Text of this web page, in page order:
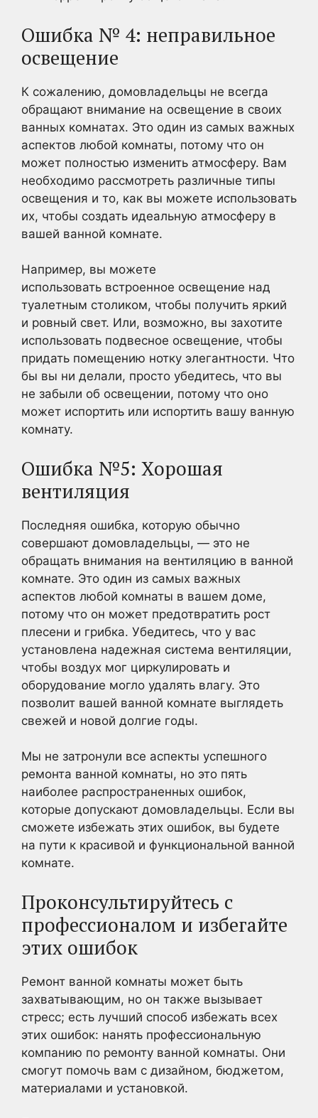
Ошибка № 4: неправильное
освещение
К сожалению, домовладельцы не всегда
обращают внимание на освещение в своих
ванных комнатах. Это один из самых важных
аспектов любой комнаты, потому что он
может полностью изменить атмосферу. Вам
необходимо рассмотреть различные типы
освещения и то, как вы можете использовать
их, чтобы создать идеальную атмосферу в
вашей ванной комнате.
Например, вы можете
использовать встроенное освещение над
туалетным столиком, чтобы получить яркий
и ровный свет. Или, возможно, вы захотите
использовать подвесное освещение, чтобы
придать помещению нотку элегантности. Что
бы вы ни делали, просто убедитесь, что вы
не забыли об освещении, потому что оно
может испортить или испортить вашу ванную
комнату.
Ошибка №5: Хорошая
вентиляция
Последняя ошибка, которую обычно
совершают домовладельцы, — это не
обращать внимания на вентиляцию в ванной
комнате. Это один из самых важных
аспектов любой комнаты в вашем доме,
потому что он может предотвратить рост
плесени и грибка. Убедитесь, что у вас
установлена надежная система вентиляции,
чтобы воздух мог циркулировать и
оборудование могло удалять влагу. Это
позволит вашей ванной комнате выглядеть
свежей и новой долгие годы.
Мы не затронули все аспекты успешного
ремонта ванной комнаты, но это пять
наиболее распространенных ошибок,
которые допускают домовладельцы. Если вы
сможете избежать этих ошибок, вы будете
на пути к красивой и функциональной ванной
комнате.
Проконсультируйтесь с
профессионалом и избегайте
этих ошибок
Ремонт ванной комнаты может быть
захватывающим, но он также вызывает
стресс; есть лучший способ избежать всех
этих ошибок: нанять профессиональную
компанию по ремонту ванной комнаты. Они
смогут помочь вам с дизайном, бюджетом,
материалами и установкой.